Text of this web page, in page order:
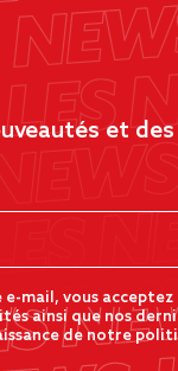
et
mail, vous acceptez
ainsi que nos
de notre